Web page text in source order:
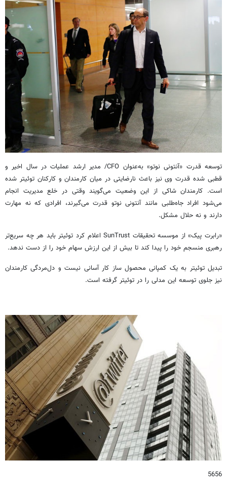
توسعه قدرت «آنتونی نوتو» به‌عنوان CFO/ مدیر ارشد عملیات در سال اخیر و
قطبی شده قدرت وی نیز باعث نارضایتی در میان کارمندان و کارکنان توئیتر شده
است. کارمندان شاکی از این وضعیت می‌گویند وقتی در خلع مدیریت انجام
می‌شود افراد جاه‌طلبی مانند آنتونی نوتو قدرت می‌گیرند، افرادی که نه مهارت
دارند و نه حلال مشکل.
«رابرت پیک» از موسسه تحقیقات SunTrust اعلام کرد توئیتر باید هر چه سریع‌تر
رهبری منسجم خود را پیدا کند تا بیش از این ارزش سهام خود را از دست ندهد.
تبدیل توئیتر به یک کمپانی محصول ساز کار آسانی نیست و دل‌مردگی کارمندان
نیز جلوی توسعه این مدلی را در توئیتر گرفته است.
5656